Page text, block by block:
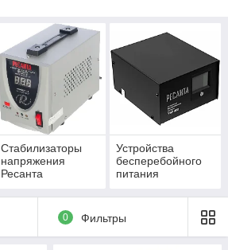
Стабилизаторы
напряжения
Ресанта
Устройства
бесперебойного
питания
0 Фильтры